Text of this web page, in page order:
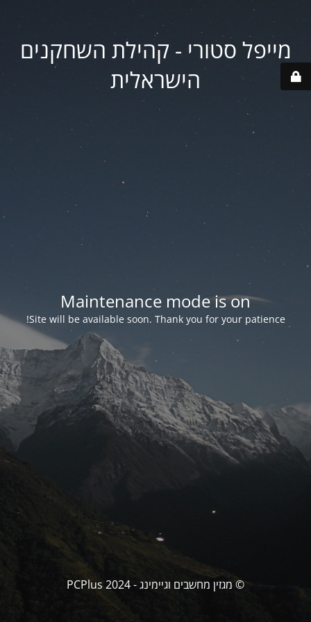
מייפל סטורי - קהילת השחקנים
הישראלית
Maintenance mode is on
Site will be available soon. Thank you for your patience!
© מגזין מחשבים וגיימינג - PCPlus 2024